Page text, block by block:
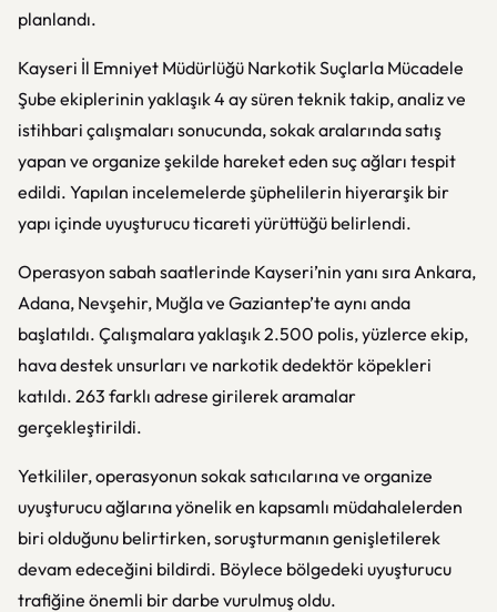
planlandı.
Kayseri İl Emniyet Müdürlüğü Narkotik Suçlarla Mücadele
Şube ekiplerinin yaklaşık 4 ay süren teknik takip, analiz ve
istihbari çalışmaları sonucunda, sokak aralarında satış
yapan ve organize şekilde hareket eden suç ağları tespit
edildi. Yapılan incelemelerde şüphelilerin hiyerarşik bir
yapı içinde uyuşturucu ticareti yürüttüğü belirlendi.
Operasyon sabah saatlerinde Kayseri’nin yanı sıra Ankara,
Adana, Nevşehir, Muğla ve Gaziantep’te aynı anda
başlatıldı. Çalışmalara yaklaşık 2.500 polis, yüzlerce ekip,
hava destek unsurları ve narkotik dedektör köpekleri
katıldı. 263 farklı adrese girilerek aramalar
gerçekleştirildi.
Yetkililer, operasyonun sokak satıcılarına ve organize
uyuşturucu ağlarına yönelik en kapsamlı müdahalelerden
biri olduğunu belirtirken, soruşturmanın genişletilerek
devam edeceğini bildirdi. Böylece bölgedeki uyuşturucu
trafiğine önemli bir darbe vurulmuş oldu.